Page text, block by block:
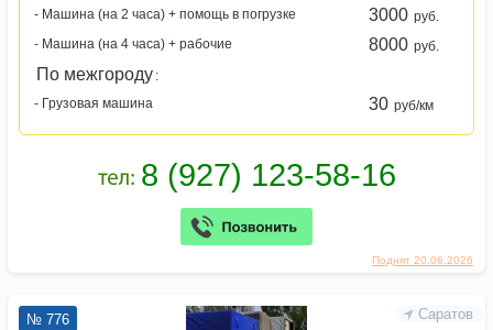
Поднят 20.06.2026
- Машина (на 2 часа) + помощь в погрузке
3000 руб.
- Машина (на 4 часа) + рабочие
8000 руб.
По межгороду :
- Грузовая машина
30 руб/км
Саратов
№ 776